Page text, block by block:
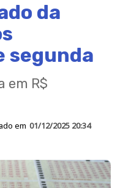
da
segunda
em R$
em 01/12/2025 20:34